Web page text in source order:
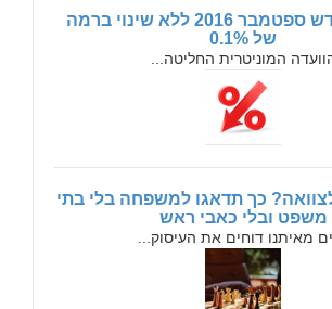
הריבית לחודש ספטמבר 2016 ללא שינוי ברמה
של 0.1%
המוניטרית החליטה...
כך תדאגו למשפחה בלי בתי
משפט ובלי כאבי ראש
מאיתנו דוחים את העיסוק...